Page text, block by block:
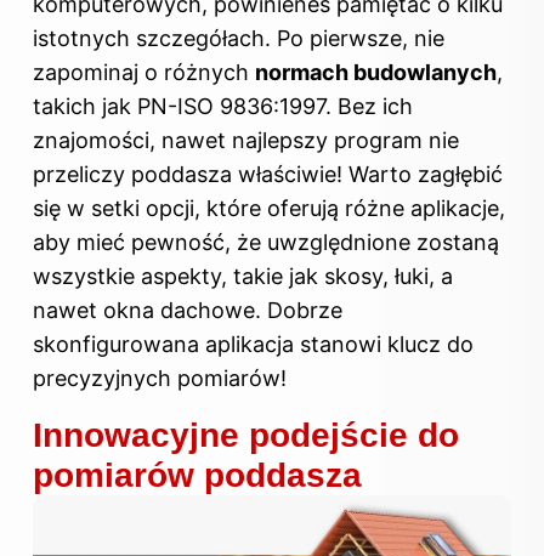
istotnych szczegółach. Po pierwsze, nie
zapominaj o różnych normach budowlanych,
takich jak PN-ISO 9836:1997. Bez ich
znajomości, nawet najlepszy program nie
przeliczy poddasza właściwie! Warto zagłębić
się w setki opcji, które oferują różne aplikacje,
aby mieć pewność, że uwzględnione zostaną
wszystkie aspekty, takie jak skosy, łuki, a
nawet okna dachowe. Dobrze
skonfigurowana aplikacja stanowi klucz do
precyzyjnych pomiarów!
Innowacyjne podejście do
pomiarów poddasza